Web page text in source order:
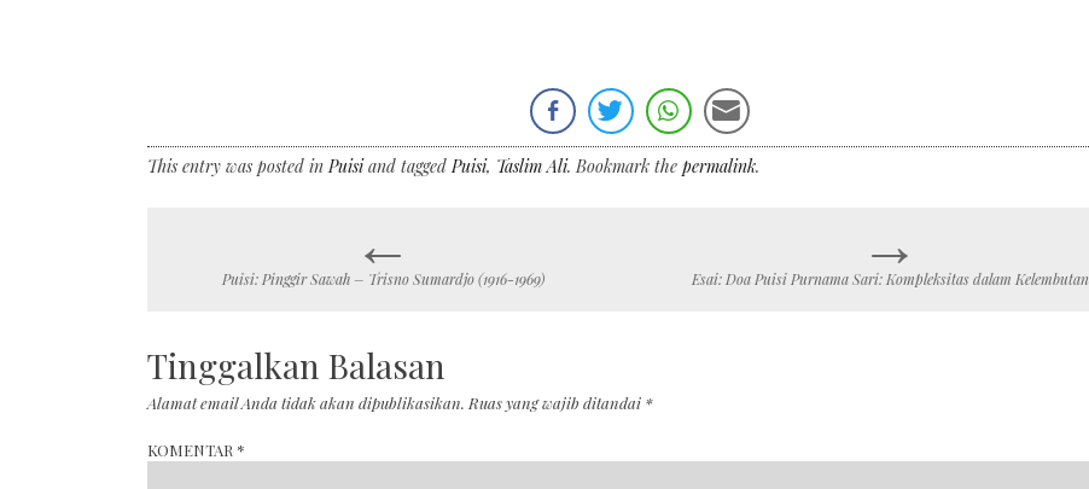
This entry was posted inPuisiand taggedPuisi, Taslim Ali. Bookmark the permalink.
navigation
←
Puisi: Pinggir Sawah – Trisno Sumardjo (1916-1969) →
Esai: Doa Puisi Purnama Sari: Kompleksitas dalam Kelembutan
Tinggalkan Balasan
Alamat email Anda tidak akan dipublikasikan. Ruas yang wajib ditandai *
KOMENTAR *